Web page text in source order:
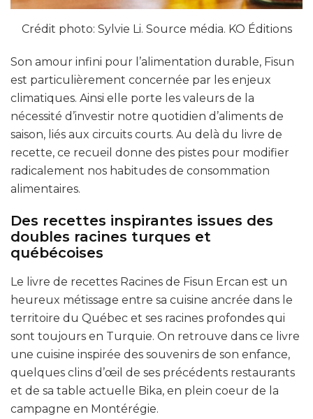
Crédit photo: Sylvie Li. Source média. KO Éditions
Son amour infini pour l’alimentation durable, Fisun
est particulièrement concernée par les enjeux
climatiques. Ainsi elle porte les valeurs de la
nécessité d’investir notre quotidien d’aliments de
saison, liés aux circuits courts. Au delà du livre de
recette, ce recueil donne des pistes pour modifier
radicalement nos habitudes de consommation
alimentaires.
Des recettes inspirantes issues des
doubles racines turques et
québécoises
Le livre de recettes Racines de Fisun Ercan est un
heureux métissage entre sa cuisine ancrée dans le
territoire du Québec et ses racines profondes qui
sont toujours en Turquie. On retrouve dans ce livre
une cuisine inspirée des souvenirs de son enfance,
quelques clins d’œil de ses précédents restaurants
et de sa table actuelle Bika, en plein coeur de la
campagne en Montérégie.